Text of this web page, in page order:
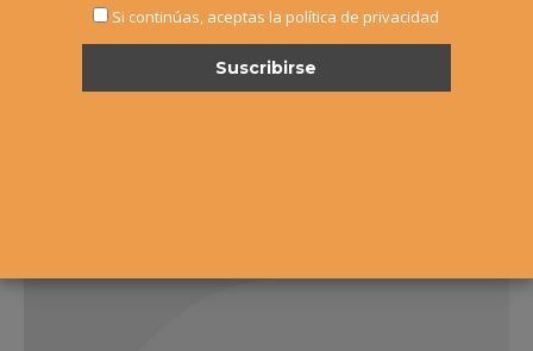
Si continúas, aceptas la política de privacidad